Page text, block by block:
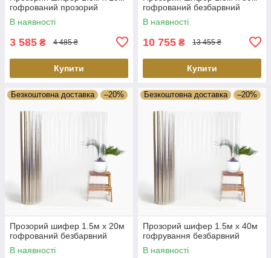
гофрований прозорий
В наявності
3 585 ₴ 4 485 ₴
Купити
гофрований безбарвний
В наявності
10 755 ₴ 13 455 ₴
Купити
Безкоштовна доставка –20%
Прозорий шифер 1.5м х 20м
гофрований безбарвний
В наявності
Безкоштовна доставка –20%
Прозорий шифер 1.5м х 40м
гофрування безбарвний
В наявності